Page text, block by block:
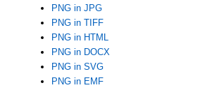
PNG in JPG
PNG in TIFF
PNG in HTML
PNG in DOCX
PNG in SVG
PNG in EMF